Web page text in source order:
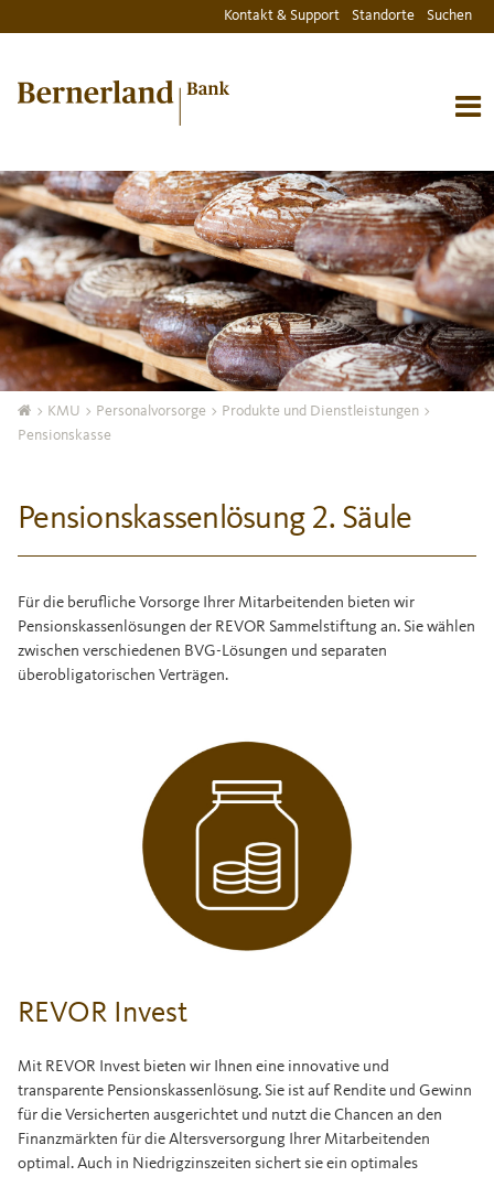
Kontakt & Support Standorte Suchen
> KMU > Personalvorsorge > Produkte und Dienstleistungen >
Pensionskasse
Pensionskassenlösung 2. Säule
Für die berufliche Vorsorge Ihrer Mitarbeitenden bieten wir
Pensionskassenlösungen der REVOR Sammelstiftung an. Sie wählen
zwischen verschiedenen BVG-Lösungen und separaten
überobligatorischen Verträgen.
REVOR Invest
Mit REVOR Invest bieten wir Ihnen eine innovative und
transparente Pensionskassenlösung. Sie ist auf Rendite und Gewinn
für die Versicherten ausgerichtet und nutzt die Chancen an den
Finanzmärkten für die Altersversorgung Ihrer Mitarbeitenden
optimal. Auch in Niedrigzinszeiten sichert sie ein optimales